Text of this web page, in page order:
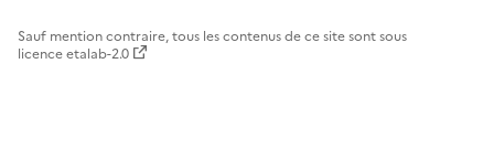
Sauf mention contraire, tous les contenus de ce site sont sous
licence etalab-2.0